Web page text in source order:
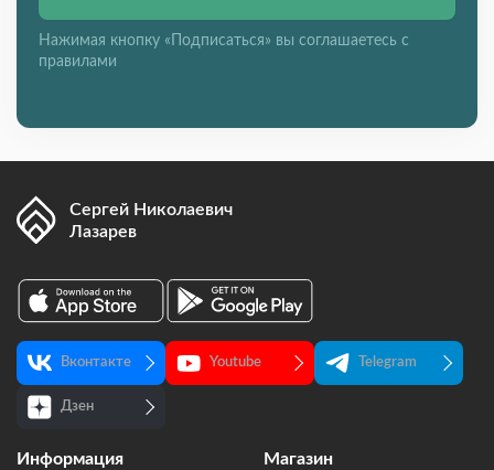
Нажимая кнопку «Подписаться» вы соглашаетесь с
правилами
Сергей Николаевич
Лазарев
Вконтакте Youtube Telegram
Дзен
Информация Магазин